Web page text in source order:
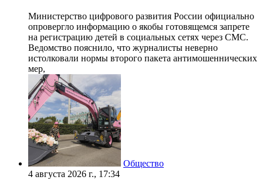
Министерство цифрового развития России официально
опровергло информацию о якобы готовящемся запрете
на регистрацию детей в социальных сетях через СМС.
Ведомство пояснило, что журналисты неверно
истолковали нормы второго пакета антимошеннических
мер,
Общество
4 августа 2026 г., 17:34